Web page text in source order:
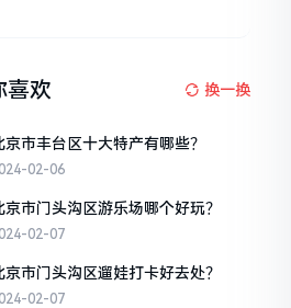
喜欢 换一换
京市丰台区十大特产有哪些？
02-06
京市门头沟区游乐场哪个好玩？
02-07
京市门头沟区遛娃打卡好去处？
02-07